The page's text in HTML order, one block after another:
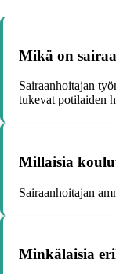
Mikä on
Sairaanhoitajan
tukevat potilaiden
Millaisia
Sairaanhoitajan
Minkälaisia